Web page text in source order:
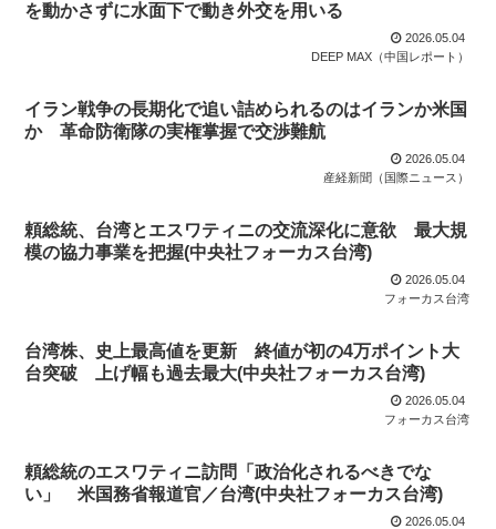
を動かさずに水面下で動き外交を用いる
2026.05.04
DEEP MAX（中国レポート）
イラン戦争の長期化で追い詰められるのはイランか米国
か 革命防衛隊の実権掌握で交渉難航
2026.05.04
産経新聞（国際ニュース）
頼総統、台湾とエスワティニの交流深化に意欲 最大規
模の協力事業を把握(中央社フォーカス台湾)
2026.05.04
フォーカス台湾
台湾株、史上最高値を更新 終値が初の4万ポイント大
台突破 上げ幅も過去最大(中央社フォーカス台湾)
2026.05.04
フォーカス台湾
頼総統のエスワティニ訪問「政治化されるべきでな
い」 米国務省報道官／台湾(中央社フォーカス台湾)
2026.05.04